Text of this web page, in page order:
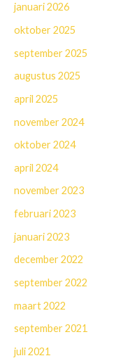
januari 2026
oktober 2025
september 2025
augustus 2025
april 2025
november 2024
oktober 2024
april 2024
november 2023
februari 2023
januari 2023
december 2022
september 2022
maart 2022
september 2021
juli 2021